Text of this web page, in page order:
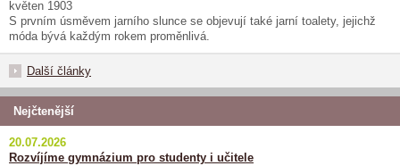
květen 1903
S prvním úsměvem jarního slunce se objevují také jarní toalety, jejichž
móda bývá každým rokem proměnlivá.
Další články
Nejčtenější
20.07.2026
Rozvíjíme gymnázium pro studenty i učitele